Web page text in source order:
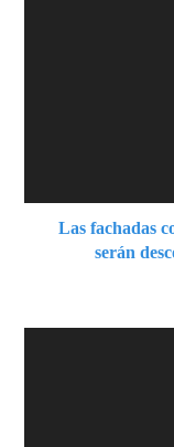
Las fachadas
serán